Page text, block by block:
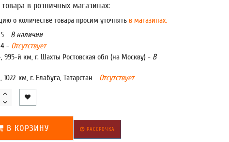
в розничных магазинах:
о количестве товара просим уточнятьв магазинах.
- В наличии
4 - Отсутствует
995-й км, г. Шахты Ростовская обл (на Москву) - В
1022-км, г. Елабуга, Татарстан - Отсутствует
В КОРЗИНУ РАССРОЧКА